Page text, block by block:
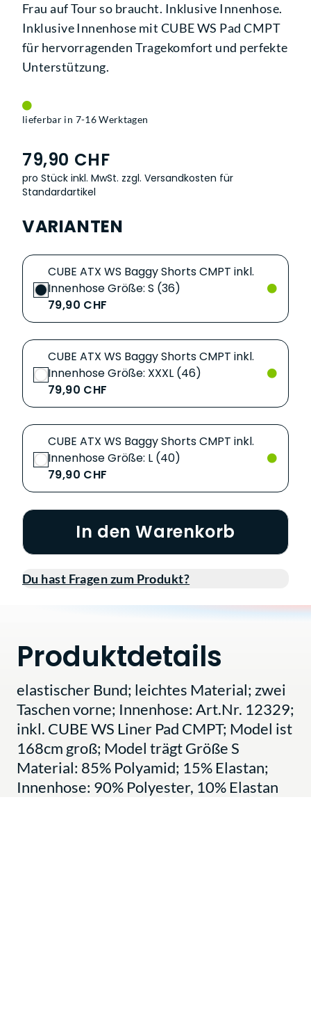
Frau auf Tour so braucht. Inklusive Innenhose.
Inklusive Innenhose mit CUBE WS Pad CMPT
für hervorragenden Tragekomfort und perfekte
Unterstützung.
lieferbar in 7-16 Werktagen
79,90 CHF
pro Stück inkl. MwSt. zzgl. Versandkosten für
Standardartikel
VARIANTEN
CUBE ATX WS Baggy Shorts CMPT inkl.
Innenhose Größe: S (36)
79,90 CHF
CUBE ATX WS Baggy Shorts CMPT inkl.
Innenhose Größe: XXXL (46)
79,90 CHF
CUBE ATX WS Baggy Shorts CMPT inkl.
Innenhose Größe: L (40)
79,90 CHF
In den Warenkorb
Du hast Fragen zum Produkt?
Produktdetails
elastischer Bund; leichtes Material; zwei
Taschen vorne; Innenhose: Art.Nr. 12329;
inkl. CUBE WS Liner Pad CMPT; Model ist
168cm groß; Model trägt Größe S
Material: 85% Polyamid; 15% Elastan;
Innenhose: 90% Polyester, 10% Elastan